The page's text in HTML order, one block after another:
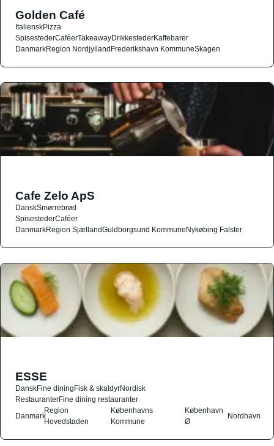
Golden Café
ItalienskPizza
SpisestederCaféerTakeawayDrikkestederKaffebarer
DanmarkRegion NordjyllandFrederikshavn KommuneSkagen
Cafe Zelo ApS
DanskSmørrebrød
SpisestederCaféer
DanmarkRegion SjællandGuldborgsund KommuneNykøbing Falster
ESSE
DanskFine diningFisk & skaldyrNordisk
RestauranterFine dining restauranter
Danmark
Region
Hovedstaden
Københavns
Kommune
København
Ø
Nordhavn